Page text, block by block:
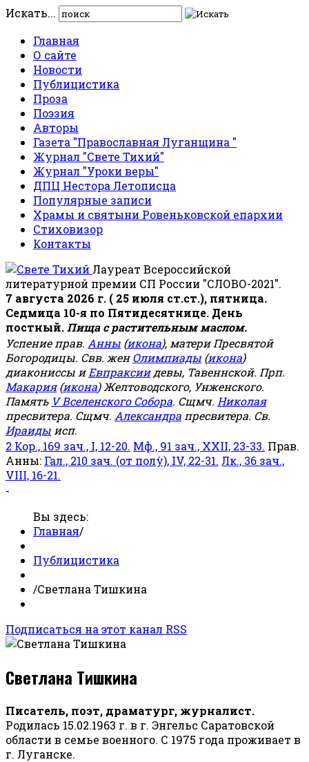
Искать...
Главная
О сайте
Новости
Публицистика
Проза
Поэзия
Авторы
Газета "Православная Луганщина "
Журнал "Свете Тихий"
Журнал "Уроки веры"
ДПЦ Нестора Летописца
Популярные записи
Храмы и святыни Ровеньковской епархии
Стиховизор
Контакты
Лауреат Всероссийской
литературной премии СП России "СЛОВО-2021".
7 августа 2026 г. ( 25 июля ст.ст.), пятница.
Седмица 10-я по Пятидесятнице. День
постный. Пища с растительным маслом.
Успение прав. Анны (икона), матери Пресвятой
Богородицы. Свв. женОлимпиады (икона)
диакониссы иЕвпраксиидевы, Тавеннской. Прп.
Макария(икона) Желтоводского, Унженского.
Память V Вселенского Собора. Сщмч. Николая
пресвитера. Сщмч. Александра пресвитера. Св.
Ираиды исп.
2 Кор., 169 зач., I, 12-20. Мф., 91 зач., XXII, 23-33. Прав.
Анны: Гал., 210 зач. (от полу́), IV, 22-31. Лк., 36 зач.,
VIII, 16-21.
-
Вы здесь:
Главная/
Публицистика
/Светлана Тишкина
Подписаться на этот канал RSS
Светлана Тишкина
Писатель, поэт, драматург, журналист.
Родилась 15.02.1963 г. в г. Энгельс Саратовской
области в семье военного. С 1975 года проживает в
г. Луганске.